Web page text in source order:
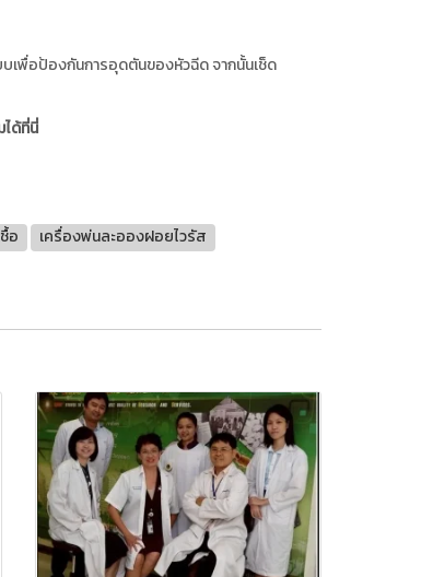
เพื่อป้องกันการอุดตันของหัวฉีด จากนั้นเช็ด
ด้ที่นี่
อ
เครื่องพ่นละอองฝอยไวรัส